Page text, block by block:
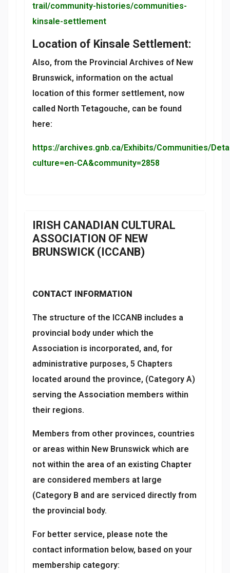
trail/community-histories/communities-
kinsale-settlement
Location of Kinsale Settlement:
Also, from the Provincial Archives of New
Brunswick, information on the actual
location of this former settlement, now
called North Tetagouche, can be found
here:
https://archives.gnb.ca/Exhibits/Communities/
culture=en-CA&community=2858
IRISH CANADIAN CULTURAL
ASSOCIATION OF NEW
BRUNSWICK (ICCANB)
CONTACT INFORMATION
The structure of the ICCANB includes a
provincial body under which the
Association is incorporated, and, for
administrative purposes, 5 Chapters
located around the province, (Category A)
serving the Association members within
their regions.
Members from other provinces, countries
or areas within New Brunswick which are
not within the area of an existing Chapter
are considered members at large
(Category B and are serviced directly from
the provincial body.
For better service, please note the
contact information below, based on your
membership category: